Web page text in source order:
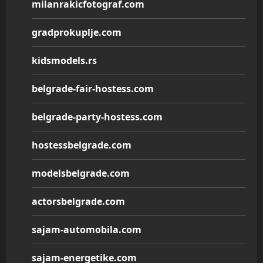
milanrakicfotograf.com
gradprokuplje.com
kidsmodels.rs
belgrade-fair-hostess.com
belgrade-party-hostess.com
hostessbelgrade.com
modelsbelgrade.com
actorsbelgrade.com
sajam-automobila.com
sajam-energetike.com